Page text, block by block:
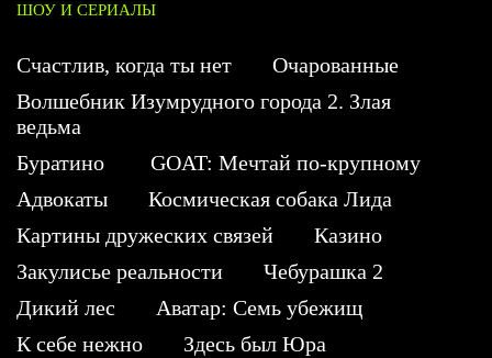
ШОУ И СЕРИАЛЫ
Счастлив, когда ты нет
Очарованные
Волшебник Изумрудного города 2. Злая
ведьма
Буратино
GOAT: Мечтай по-крупному
Адвокаты
Космическая собака Лида
Картины дружеских связей
Казино
Закулисье реальности
Чебурашка 2
Дикий лес
Аватар: Семь убежищ
К себе нежно
Здесь был Юра